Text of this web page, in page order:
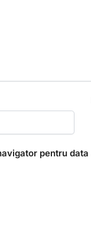
pentru